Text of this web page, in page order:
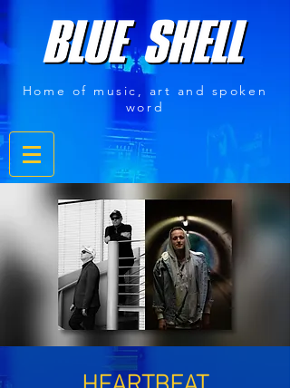
Home of music, art and spoken
word